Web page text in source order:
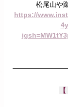
松尾山や
https://